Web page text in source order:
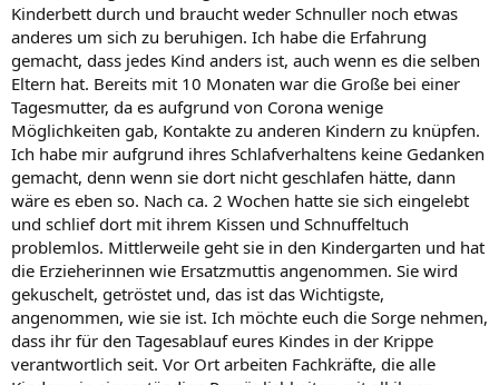
Kinderbett durch und braucht weder Schnuller noch etwas
anderes um sich zu beruhigen. Ich habe die Erfahrung
gemacht, dass jedes Kind anders ist, auch wenn es die selben
Eltern hat. Bereits mit 10 Monaten war die Große bei einer
Tagesmutter, da es aufgrund von Corona wenige
Möglichkeiten gab, Kontakte zu anderen Kindern zu knüpfen.
Ich habe mir aufgrund ihres Schlafverhaltens keine Gedanken
gemacht, denn wenn sie dort nicht geschlafen hätte, dann
wäre es eben so. Nach ca. 2 Wochen hatte sie sich eingelebt
und schlief dort mit ihrem Kissen und Schnuffeltuch
problemlos. Mittlerweile geht sie in den Kindergarten und hat
die Erzieherinnen wie Ersatzmuttis angenommen. Sie wird
gekuschelt, getröstet und, das ist das Wichtigste,
angenommen, wie sie ist. Ich möchte euch die Sorge nehmen,
dass ihr für den Tagesablauf eures Kindes in der Krippe
verantwortlich seit. Vor Ort arbeiten Fachkräfte, die alle